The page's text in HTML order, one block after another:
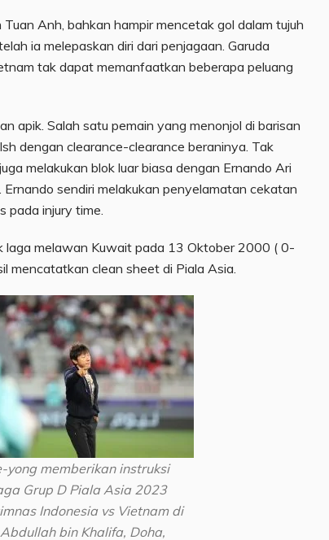
Anh, bahkan hampir mencetak gol dalam tujuh
ia melepaskan diri dari penjagaan. Garuda
tak dapat memanfaatkan beberapa peluang
apik. Salah satu pemain yang menonjol di barisan
dengan clearance-clearance beraninya. Tak
melakukan blok luar biasa dengan Ernando Ari
sendiri melakukan penyelamatan cekatan
pada injury time.
laga melawan Kuwait pada 13 Oktober 2000 ( 0-
mencatatkan clean sheet di Piala Asia.
yong memberikan instruksi
Grup D Piala Asia 2023
Indonesia vs Vietnam di
bin Khalifa, Doha,